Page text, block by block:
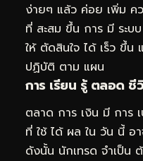
ง่ายๆ แล้ว ค่อย เพิ่ม ค
ที่ สะสม ขึ้น การ มี ระบ
ให้ ตัดสินใจ ได้ เร็ว ขึ้น
ปฏิบัติ ตาม แผน
การ เรียน รู้ ตลอด ชี
ตลาด การ เงิน มี การ
ที่ ใช้ ได้ ผล ใน วัน นี้ อ
ดังนั้น นักเทรด จำเป็น